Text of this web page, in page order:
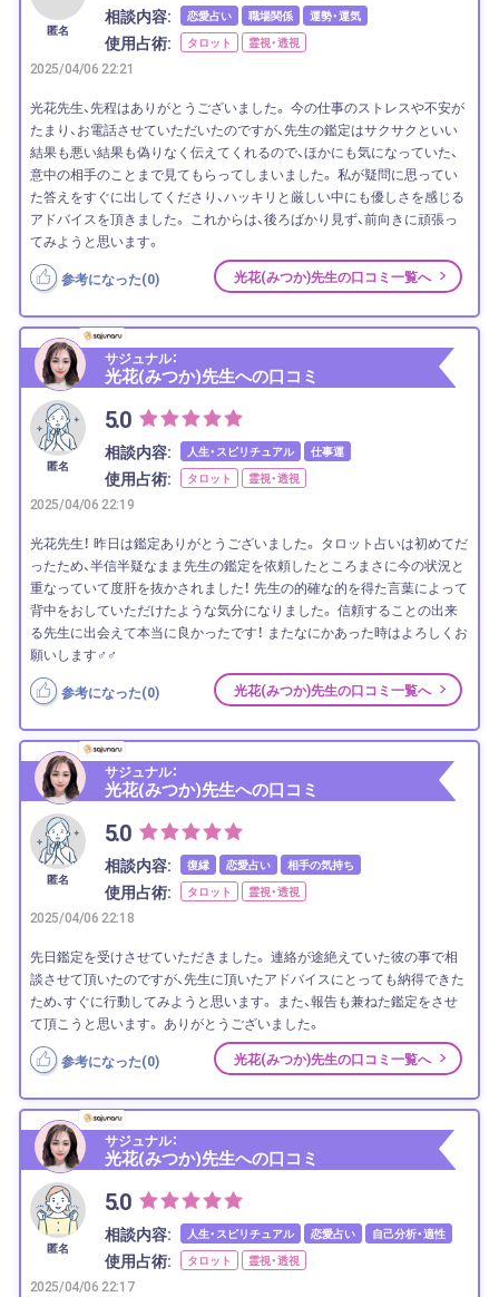
匿名
相談内容: 恋愛占い 職場関係 運勢・運気
使用占術: タロット 霊視・透視
2025/04/06 22:21
光花先生、先程はありがとうございました。 今の仕事のストレスや不安が
たまり、お電話させていただいたのですが、先生の鑑定はサクサクといい
結果も悪い結果も偽りなく伝えてくれるので、ほかにも気になっていた、
意中の相手のことまで見てもらってしまいました。 私が疑問に思ってい
た答えをすぐに出してくださり、ハッキリと厳しい中にも優しさを感じる
アドバイスを頂きました。 これからは、後ろばかり見ず、前向きに頑張っ
てみようと思います。
参考になった(0) 光花(みつか)先生の口コミ一覧へ
サジュナル：
光花(みつか)先生への口コミ
匿名
5.0
相談内容: 人生・スピリチュアル 仕事運
使用占術: タロット 霊視・透視
2025/04/06 22:19
光花先生！ 昨日は鑑定ありがとうございました。 タロット占いは初めてだ
ったため、半信半疑なまま先生の鑑定を依頼したところまさに今の状況と
重なっていて度肝を抜かされました！ 先生の的確な的を得た言葉によって
背中をおしていただけたような気分になりました。 信頼することの出来
る先生に出会えて本当に良かったです！ またなにかあった時はよろしくお
願いします‍♂️‍♂️
参考になった(0) 光花(みつか)先生の口コミ一覧へ
サジュナル：
光花(みつか)先生への口コミ
匿名
5.0
相談内容: 復縁 恋愛占い 相手の気持ち
使用占術: タロット 霊視・透視
2025/04/06 22:18
先日鑑定を受けさせていただきました。 連絡が途絶えていた彼の事で相
談させて頂いたのですが、先生に頂いたアドバイスにとっても納得できた
ため、すぐに行動してみようと思います。 また、報告も兼ねた鑑定をさせ
て頂こうと思います。 ありがとうございました。
参考になった(0) 光花(みつか)先生の口コミ一覧へ
サジュナル：
光花(みつか)先生への口コミ
匿名
5.0
相談内容: 人生・スピリチュアル 恋愛占い 自己分析・適性
使用占術: タロット 霊視・透視
2025/04/06 22:17